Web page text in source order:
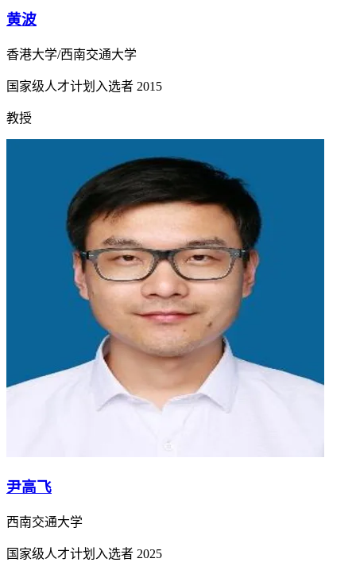
黄波
香港大学/西南交通大学
国家级人才计划入选者 2015
教授
尹高飞
西南交通大学
国家级人才计划入选者 2025